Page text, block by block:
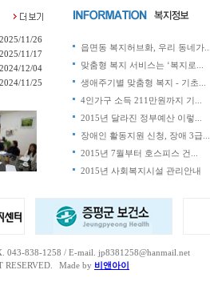
2025/11/26
2025/11/17
2024/12/04
2024/11/25
읍면동 복지허브화, 우리 동네가...
맞춤형 복지 서비스는 ‘복지로...
생애주기별 맞춤형 복지 - 기초...
4인가구 소득 211만원까지 기...
2015년 달라진 정부예산 이렇...
장애인 활동지원 신청, 장애 3급...
2015년 7월부터 호스피스 건...
2015년 사회복지시설 관리안내
838-1258 / E-mail. jp8381258@hanmail.net
Made by 비앤아이